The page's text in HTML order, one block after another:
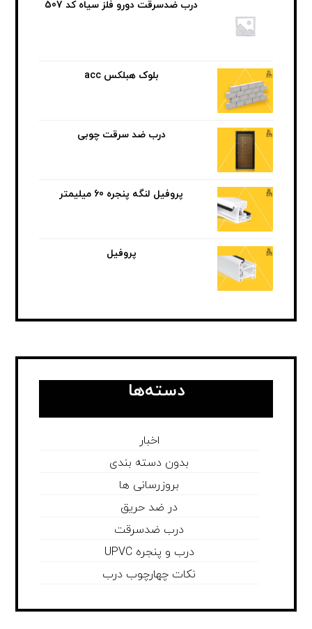
درب ضدسرقت دورو فلز سیاه کد 507
بلوک هبلکس acc
درب ضد سرقت چوبی
پروفیل لنگه پنجره 60 میلیمتر
پروفیل
دسته‌ها
اخبار
بدون دسته بندی
بروزرسانی ها
در ضد حریق
درب ضدسرقت
درب و پنجره UPVC
نکات چهارچوب درب